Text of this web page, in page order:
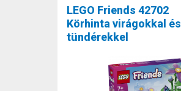
LEGO Friends 42702
Körhinta virágokkal és
tündérekkel